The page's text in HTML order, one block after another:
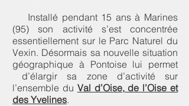
Installé pendant 15 ans à Marines
(95) son activité s’est concentrée
essentiellement sur le Parc Naturel du
Vexin. Désormais sa nouvelle situation
géographique à Pontoise lui permet
d’élargir sa zone d’activité sur
l’ensemble du Val d’Oise, de l’Oise et
des Yvelines.